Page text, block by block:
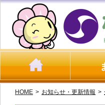
HOME > お知らせ・更新情報 >